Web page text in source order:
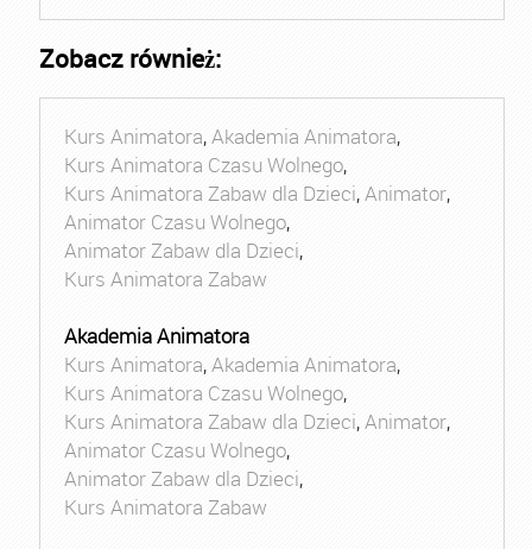
Zobacz również:
Kurs Animatora,Akademia Animatora,
Kurs Animatora Czasu Wolnego,
Kurs Animatora Zabaw dla Dzieci,Animator,
Animator Czasu Wolnego,
Animator Zabaw dla Dzieci,
Kurs Animatora Zabaw
Akademia Animatora
Kurs Animatora,Akademia Animatora,
Kurs Animatora Czasu Wolnego,
Kurs Animatora Zabaw dla Dzieci,Animator,
Animator Czasu Wolnego,
Animator Zabaw dla Dzieci,
Kurs Animatora Zabaw